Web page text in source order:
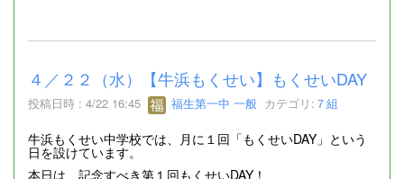
４／２２（水）【牛浜もくせい】もくせいDAY
投稿日時 : 4/22 16:45 福生第一中 一般 カテゴリ: ７組
牛浜もくせい中学校では、月に１回「もくせいDAY」という
日を設けています。
本日は、記念すべき第１回もくせいDAY！